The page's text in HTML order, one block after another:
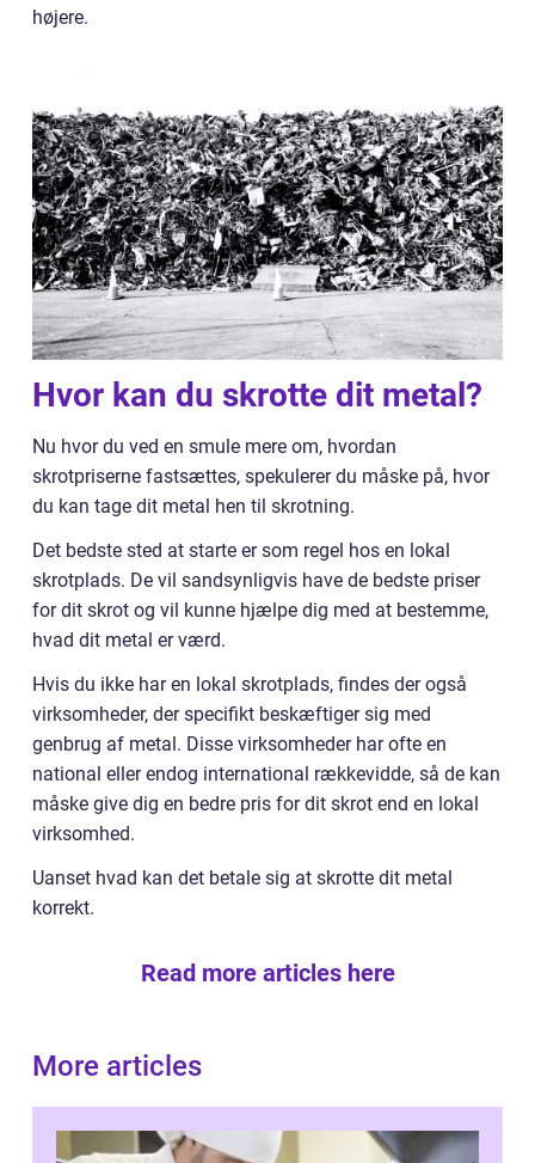
højere.
Hvor kan du skrotte dit metal?
Nu hvor du ved en smule mere om, hvordan
skrotpriserne fastsættes, spekulerer du måske på, hvor
du kan tage dit metal hen til skrotning.
Det bedste sted at starte er som regel hos en lokal
skrotplads. De vil sandsynligvis have de bedste priser
for dit skrot og vil kunne hjælpe dig med at bestemme,
hvad dit metal er værd.
Hvis du ikke har en lokal skrotplads, findes der også
virksomheder, der specifikt beskæftiger sig med
genbrug af metal. Disse virksomheder har ofte en
national eller endog international rækkevidde, så de kan
måske give dig en bedre pris for dit skrot end en lokal
virksomhed.
Uanset hvad kan det betale sig at skrotte dit metal
korrekt.
Read more articles here
More articles